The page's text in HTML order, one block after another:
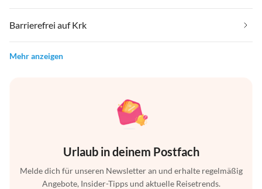
Barrierefrei auf Krk
Mehr anzeigen
Urlaub in deinem Postfach
Melde dich für unseren Newsletter an und erhalte regelmäßig
Angebote, Insider-Tipps und aktuelle Reisetrends.